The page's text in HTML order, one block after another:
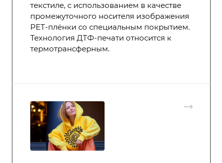
текстиле, с использованием в качестве
промежуточного носителя изображения
PET-плёнки со специальным покрытием.
Технология ДТФ-печати относится к
термотрансферным.